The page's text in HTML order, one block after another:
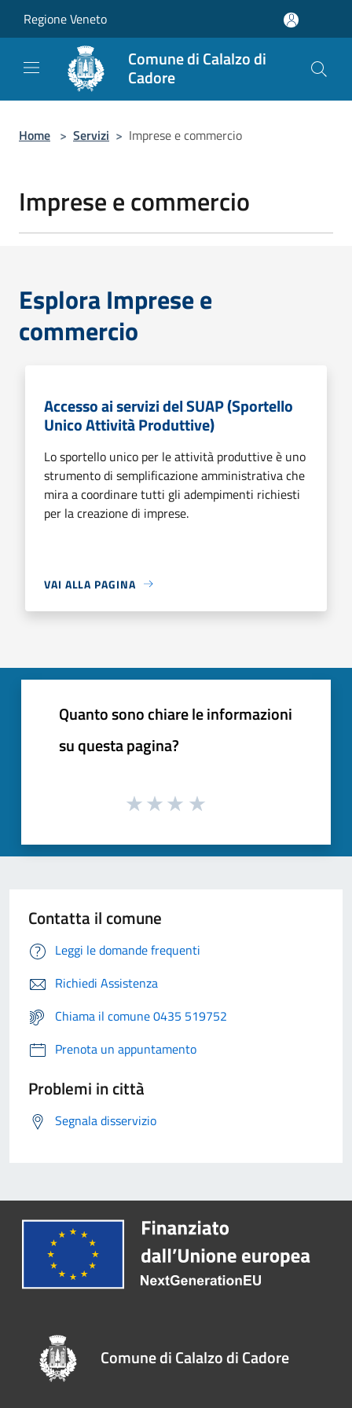
Regione Veneto
Comune di Calalzo di
Cadore
Home > Servizi > Imprese e commercio
Imprese e commercio
Esplora Imprese e
commercio
Accesso ai servizi del SUAP (Sportello
Unico Attività Produttive)
Lo sportello unico per le attività produttive è uno
strumento di semplificazione amministrativa che
mira a coordinare tutti gli adempimenti richiesti
per la creazione di imprese.
VAI ALLA PAGINA
Quanto sono chiare le informazioni
su questa pagina?
Contatta il comune
Leggi le domande frequenti
Richiedi Assistenza
Chiama il comune 0435 519752
Prenota un appuntamento
Problemi in città
Segnala disservizio
Comune di Calalzo di Cadore